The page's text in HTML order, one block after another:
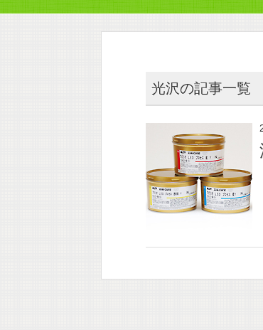
光沢の記事一覧